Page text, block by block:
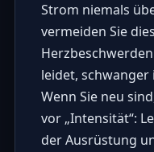
Strom niemals
vermeiden Sie
leidet, schwanger
Wenn Sie neu
vor „Intensität“:
der Ausrüstung